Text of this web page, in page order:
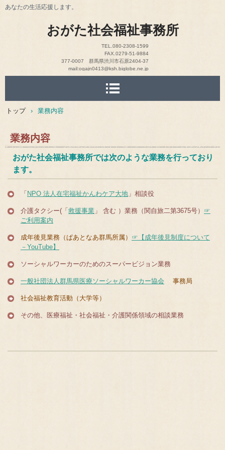
おがた社会福祉事務所
あなたの生活応援します。
TEL.080-2308-1599
FAX.0279-51-9884
377-0007 群馬県渋川市石原2404-37
mail:ogajn0413@ksh.biglobe.ne.jp
トップ › 業務内容
業務内容
おがた社会福祉事務所では次のような業務を行っており
ます。
「 NPO 法人在宅福祉かんわケア大地 」相談役
介護タクシー(「 救援事業 」 含む ）業務（関自旅二第3675号） ☞
ご利用案内
成年後見業務（ぱあとなあ群馬所属） ☞【成年後見制度について
－YouTube】
ソーシャルワーカーのためのスーパービジョン業務
一般社団法人群馬県医療ソーシャルワーカー協会 事務局
社会福祉教育活動（大学等）
その他、医療福祉・社会福祉・介護関係領域の相談業務